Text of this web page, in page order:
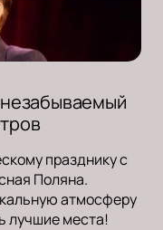
празднику с
Поляна.
атмосферу
лучшие места!